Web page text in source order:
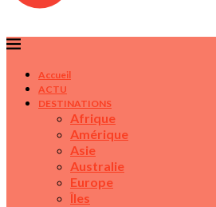
Accueil
ACTU
DESTINATIONS
Afrique
Amérique
Asie
Australie
Europe
Îles